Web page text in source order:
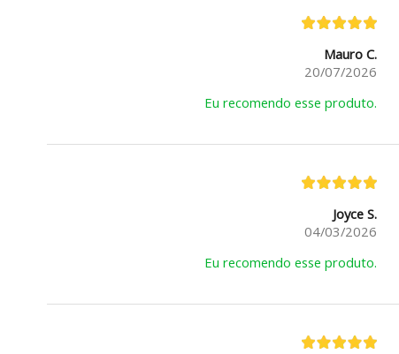
Mauro C.
20/07/2026
Eu recomendo esse produto.
Joyce S.
04/03/2026
Eu recomendo esse produto.